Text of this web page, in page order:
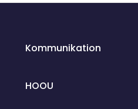
Kommunikation
HOOU